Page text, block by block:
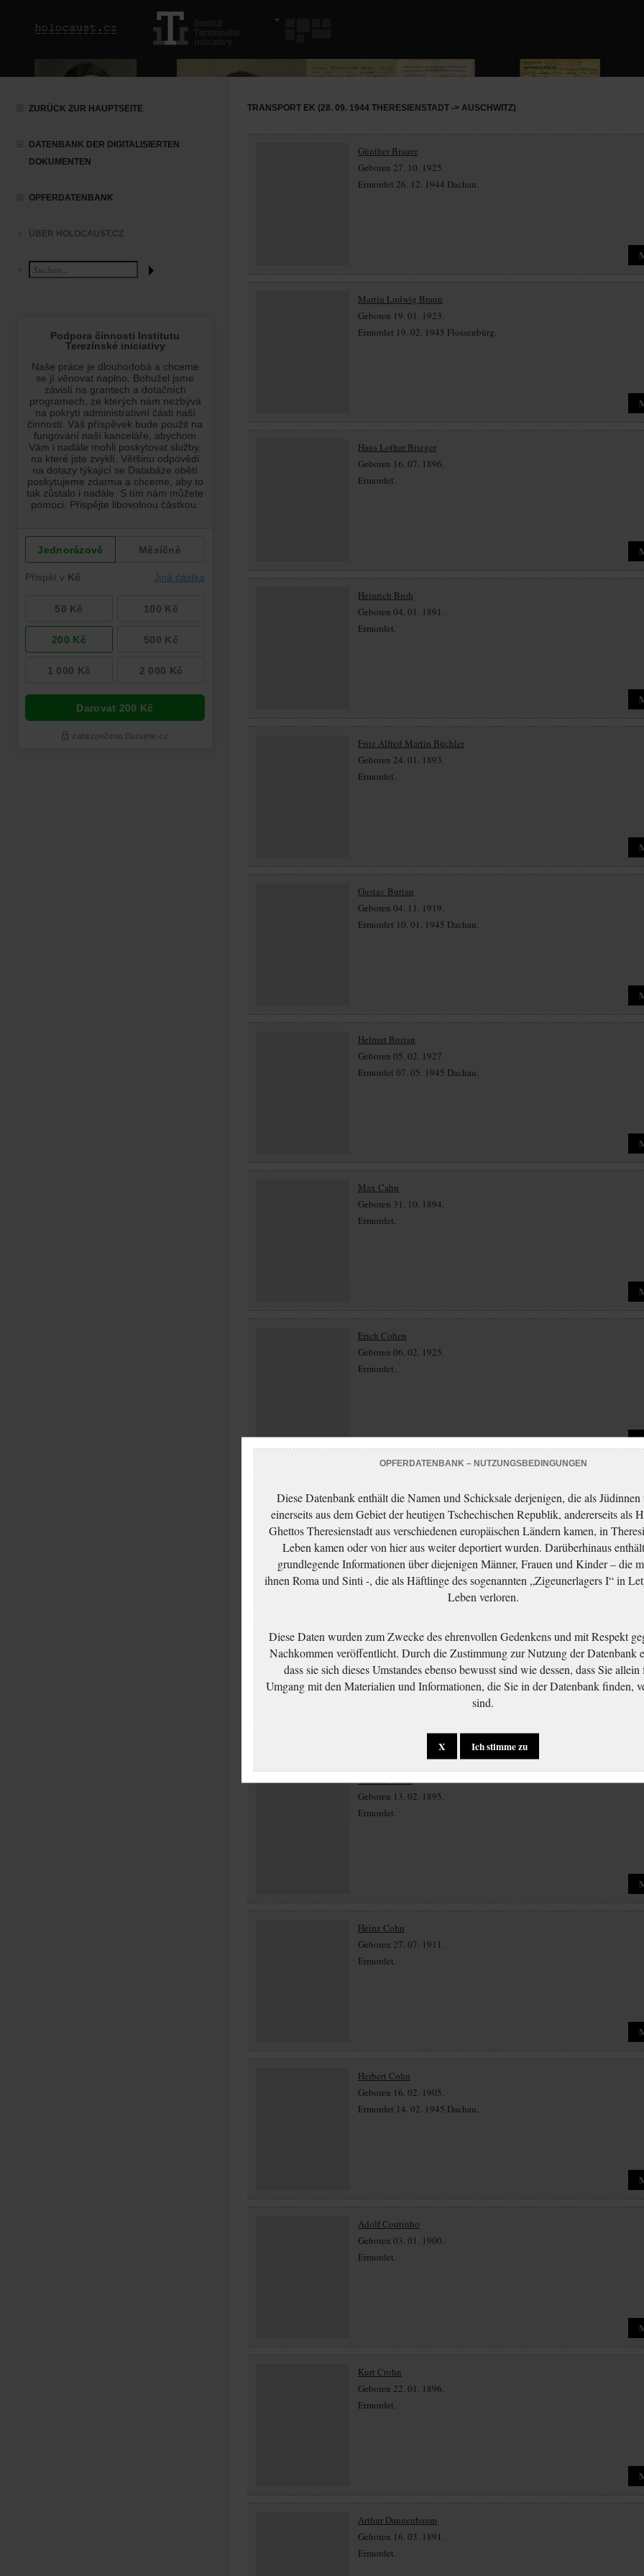
ZURÜCK ZUR HAUPTSEITE
DATENBANK DER DIGITALISIERTEN
DOKUMENTEN
OPFERDATENBANK
ÜBER HOLOCAUST.CZ
TRANSPORT EK (28. 09. 1944 THERESIENSTADT -> AUSCHWITZ)
Günther Brauer
Geboren 27. 10. 1925.
Ermordet 26. 12. 1944 Dachau.
Martin Ludwig Braun
Geboren 19. 01. 1923.
Ermordet 19. 02. 1945 Flossenbürg.
Hans Lothar Brieger
Geboren 16. 07. 1896.
Ermordet.
Heinrich Broh
Geboren 04. 01. 1891.
Ermordet.
Fritz Alfred Martin Büchler
Geboren 24. 01. 1893.
Ermordet.
Gustav Burian
Geboren 04. 11. 1919.
Ermordet 10. 01. 1945 Dachau.
Helmut Burian
Geboren 05. 02. 1927.
Ermordet 07. 05. 1945 Dachau.
Max Cahn
Geboren 31. 10. 1894.
Ermordet.
Erich Cohen
Geboren 06. 02. 1925.
Ermordet.
Geboren 12. 01. 1893.
Ermordet.
Alfred Cohn
Geboren 27. 07. 1896.
Ermordet.
Gerhard Cohn
Geboren 13. 02. 1895.
Ermordet.
Heinz Cohn
Geboren 27. 07. 1911.
Ermordet.
Herbert Cohn
Geboren 16. 02. 1905.
Ermordet 14. 02. 1945 Dachau.
Adolf Coutinho
Geboren 03. 01. 1900.
Ermordet.
Kurt Crohn
Geboren 22. 01. 1896.
Ermordet.
Arthur Dannenbaum
Geboren 16. 03. 1891.
Ermordet.
OPFERDATENBANK – NUTZUNGSBEDINGUNGEN
Diese Datenbank enthält die Namen und Schicksale derjenigen, die als Jüdinnen
einerseits aus dem Gebiet der heutigen Tschechischen Republik, andererseits als
Ghettos Theresienstadt aus verschiedenen europäischen Ländern kamen, in
Leben kamen oder von hier aus weiter deportiert wurden. Darüberhinaus
grundlegende Informationen über diejenigen Männer, Frauen und Kinder – die
ihnen Roma und Sinti -, die als Häftlinge des sogenannten „Zigeunerlagers I“ in
Leben verloren.
Diese Daten wurden zum Zwecke des ehrenvollen Gedenkens und mit Respekt
Nachkommen veröffentlicht. Durch die Zustimmung zur Nutzung der Datenbank
dass sie sich dieses Umstandes ebenso bewusst sind wie dessen, dass Sie
Umgang mit den Materialien und Informationen, die Sie in der Datenbank finden,
sind.
X Ich stimme zu